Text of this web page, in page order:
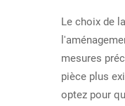
Le choix de
mesures
pièce plus
optez pour